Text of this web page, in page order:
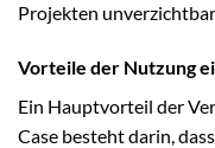
Projekten
Vorteile der Nutzung
Ein Hauptvorteil der
Case besteht darin,